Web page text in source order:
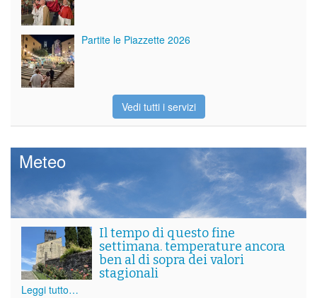
Partite le Piazzette 2026
Vedi tutti i servizi
Meteo
Il tempo di questo fine
settimana. temperature ancora
ben al di sopra dei valori
stagionali
Leggi tutto…